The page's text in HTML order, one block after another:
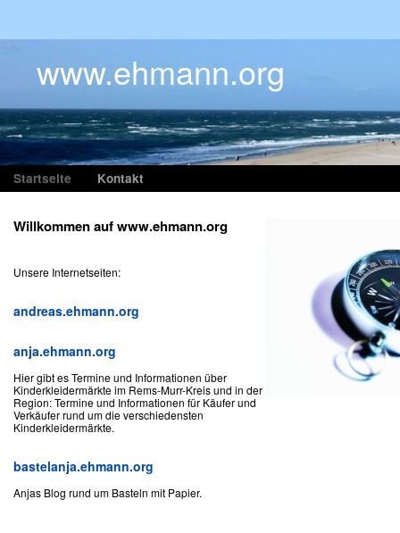
www.ehmann.org
Startseite Kontakt
Willkommen auf www.ehmann.org
Unsere Internetseiten:
andreas.ehmann.org
anja.ehmann.org
Hier gibt es Termine und Informationen über
Kinderkleidermärkte im Rems-Murr-Kreis und in der
Region: Termine und Informationen für Käufer und
Verkäufer rund um die verschiedensten
Kinderkleidermärkte.
bastelanja.ehmann.org
Anjas Blog rund um Basteln mit Papier.